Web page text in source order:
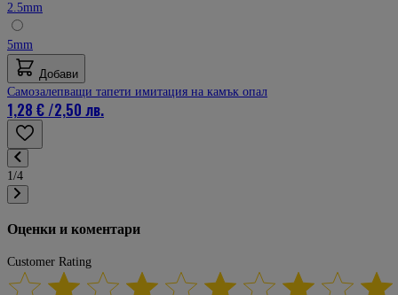
2.5mm
5mm
Добави
Самозалепващи тапети имитация на камък опал
1,28 €/2,50 лв.
1/4
Оценки и коментари
Customer Rating